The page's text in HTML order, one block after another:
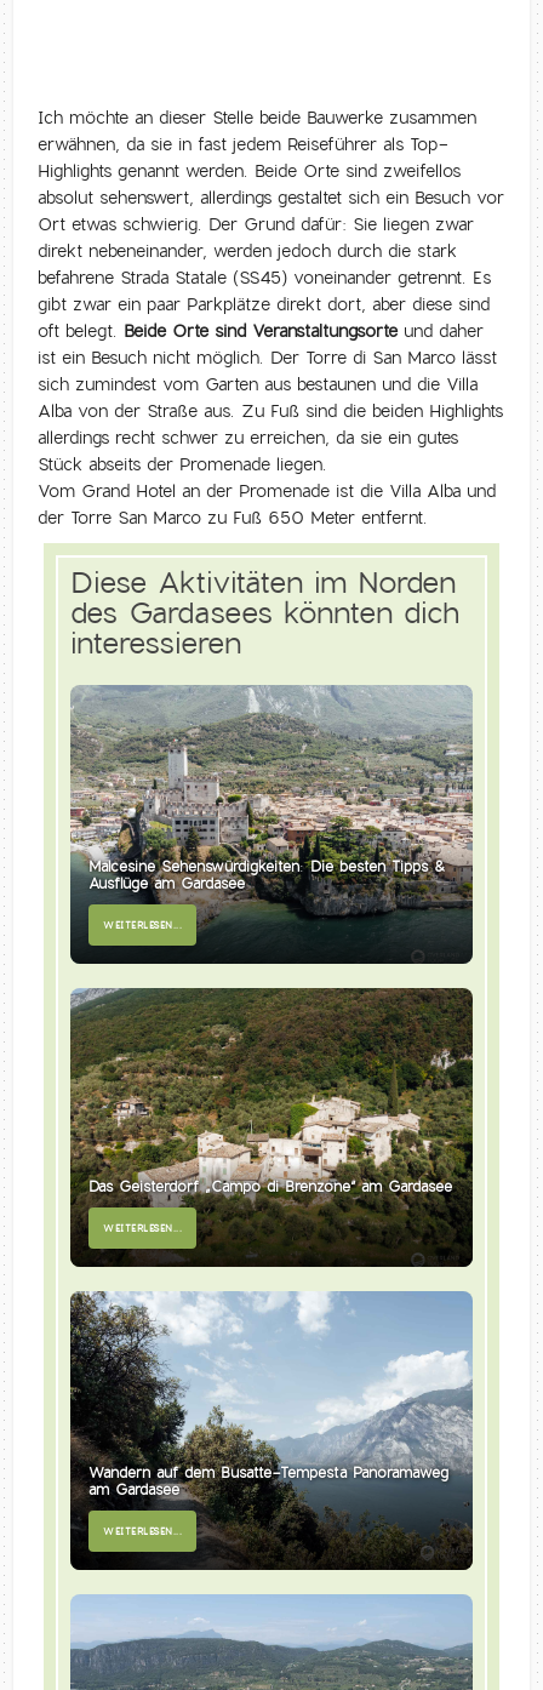
Ich möchte an dieser Stelle beide Bauwerke zusammen
erwähnen, da sie in fast jedem Reiseführer als Top-
Highlights genannt werden. Beide Orte sind zweifellos
absolut sehenswert, allerdings gestaltet sich ein Besuch vor
Ort etwas schwierig. Der Grund dafür: Sie liegen zwar
direkt nebeneinander, werden jedoch durch die stark
befahrene Strada Statale (SS45) voneinander getrennt. Es
gibt zwar ein paar Parkplätze direkt dort, aber diese sind
oft belegt. Beide Orte sind Veranstaltungsorteund daher
ist ein Besuch nicht möglich. Der Torre di San Marco lässt
sich zumindest vom Garten aus bestaunen und die Villa
Alba von der Straße aus. Zu Fuß sind die beiden Highlights
allerdings recht schwer zu erreichen, da sie ein gutes
Stück abseits der Promenade liegen.
Vom Grand Hotel an der Promenade ist die Villa Alba und
der Torre San Marco zu Fuß 650 Meter entfernt.
Diese Aktivitäten im Norden
des Gardasees könnten dich
interessieren
Malcesine Sehenswürdigkeiten: Die besten Tipps &
Ausflüge am Gardasee
WEITERLESEN...
Das Geisterdorf „Campo di Brenzone“ am Gardasee
WEITERLESEN...
Wandern auf dem Busatte-Tempesta Panoramaweg
am Gardasee
WEITERLESEN...